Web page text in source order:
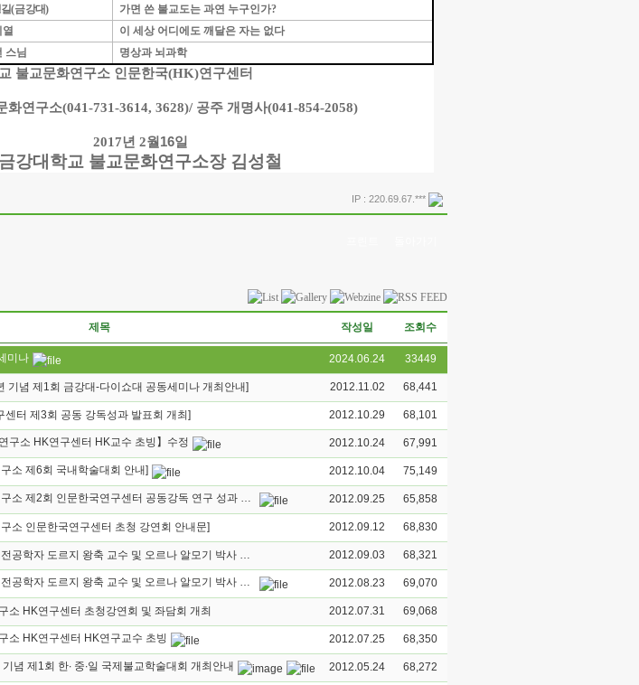
(금강대) 가면 쓴 불교도는 과연 누구인가?
이 세상 어디에도 깨달은 자는 없다
스님 명상과 뇌과학
불교문화연구소 인문한국(HK)연구센터
화연구소(041-731-3614, 3628)/ 공주 개명사(041-854-2058)
2017년 2월16일
금강대학교 불교문화연구소장 김성철
IP : 220.69.67.***
제목 작성일 조회수
미나 2024.06.24 33449
기념 제1회 금강대-다이쇼대 공동세미나 개최안내] 2012.11.02 68,441
센터 제3회 공동 강독성과 발표회 개최] 2012.10.29 68,101
구소 HK연구센터 HK교수 초빙】수정 2012.10.24 67,991
소 제6회 국내학술대회 안내] 2012.10.04 75,149
2012.09.25 65,858
소 인문한국연구센터 초청 강연회 안내문] 2012.09.12 68,830
2012.09.03 68,321
2012.08.23 69,070
소 HK연구센터 초청강연회 및 좌담회 개최 2012.07.31 69,068
소 HK연구센터 HK연구교수 초빙 2012.07.25 68,350
념 제1회 한∙ 중∙일 국제불교학술대회 개최안내 2012.05.24 68,272